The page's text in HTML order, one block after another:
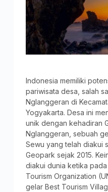
Indonesia memiliki
pariwisata desa, salah
Nglanggeran di
Yogyakarta. Desa ini
unik dengan kehadiran
Nglanggeran, sebuah
Sewu yang telah diakui
Geopark sejak 2015.
diakui dunia ketika
Tourism Organization
gelar Best Tourism